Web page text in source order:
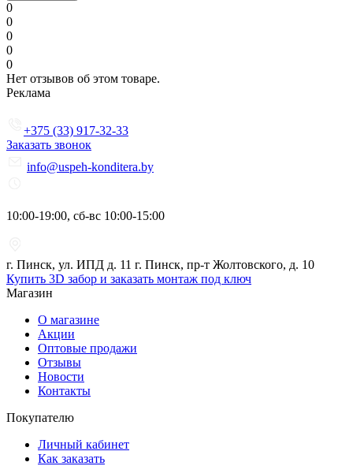
0
0
0
0
0
Нет отзывов об этом товаре.
Реклама
+375 (33) 917-32-33
Заказать звонок
info@uspeh-konditera.by
10:00-19:00, сб-вс 10:00-15:00
г. Пинск, ул. ИПД д. 11 г. Пинск, пр-т Жолтовского, д. 10
Купить 3D забор и заказать монтаж под ключ
Магазин
О магазине
Акции
Оптовые продажи
Отзывы
Новости
Контакты
Покупателю
Личный кабинет
Как заказать